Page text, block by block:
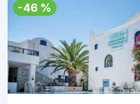
-46 %